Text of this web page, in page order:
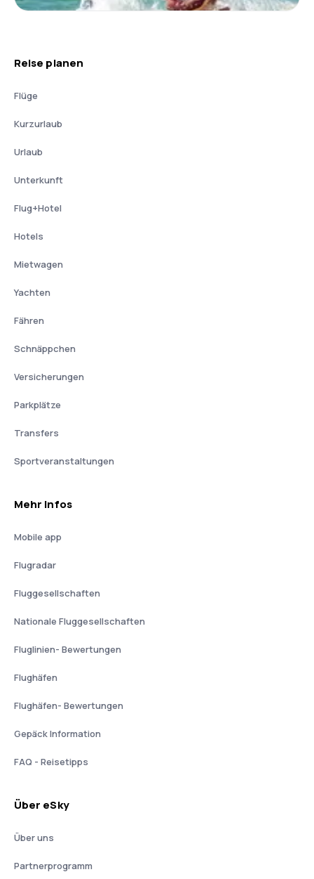
Reise planen
Flüge
Kurzurlaub
Urlaub
Unterkunft
Flug+Hotel
Hotels
Mietwagen
Yachten
Fähren
Schnäppchen
Versicherungen
Parkplätze
Transfers
Sportveranstaltungen
Mehr Infos
Mobile app
Flugradar
Fluggesellschaften
Nationale Fluggesellschaften
Fluglinien- Bewertungen
Flughäfen
Flughäfen- Bewertungen
Gepäck Information
FAQ - Reisetipps
Über eSky
Über uns
Partnerprogramm